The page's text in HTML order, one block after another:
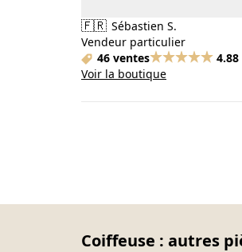
🇫🇷 Sébastien S.
Vendeur particulier
46 ventes
4.88
Voir la boutique
Coiffeuse : autres